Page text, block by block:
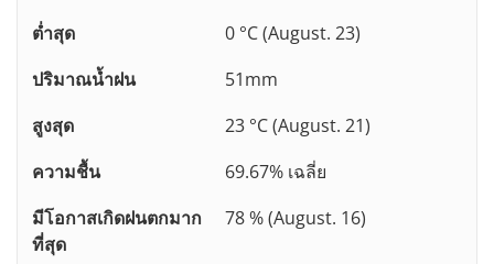
ต่ำสุด
0 °C (August. 23)
ปริมาณน้ำฝน
51mm
สูงสุด
23 °C (August. 21)
ความชื้น
69.67% เฉลี่ย
มีโอกาสเกิดฝนตกมาก
ที่สุด
78 % (August. 16)